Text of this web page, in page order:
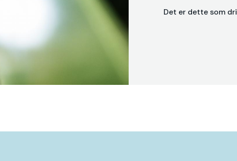
Det er dette som